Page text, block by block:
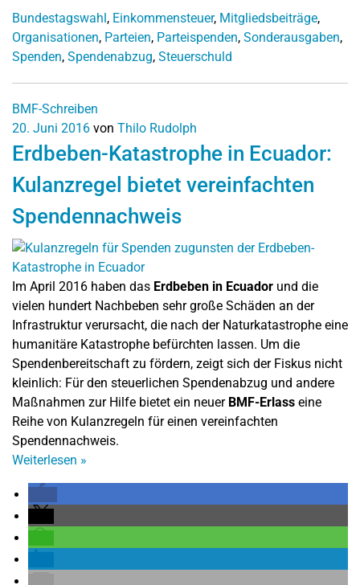
Bundestagswahl, Einkommensteuer, Mitgliedsbeiträge,
Organisationen, Parteien, Parteispenden, Sonderausgaben,
Spenden, Spendenabzug, Steuerschuld
BMF-Schreiben
20. Juni 2016 von Thilo Rudolph
Erdbeben-Katastrophe in Ecuador:
Kulanzregel bietet vereinfachten
Spendennachweis
Im April 2016 haben das Erdbeben in Ecuador und die
vielen hundert Nachbeben sehr große Schäden an der
Infrastruktur verursacht, die nach der Naturkatastrophe eine
humanitäre Katastrophe befürchten lassen. Um die
Spendenbereitschaft zu fördern, zeigt sich der Fiskus nicht
kleinlich: Für den steuerlichen Spendenabzug und andere
Maßnahmen zur Hilfe bietet ein neuer BMF-Erlass eine
Reihe von Kulanzregeln für einen vereinfachten
Spendennachweis.
Weiterlesen »